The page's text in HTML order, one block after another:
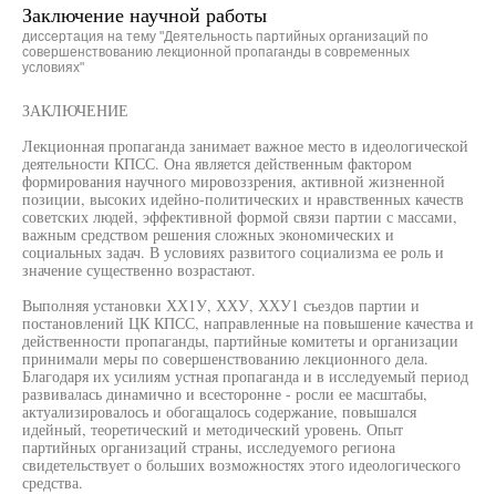
Заключение научной работы
диссертация на тему "Деятельность партийных организаций по
совершенствованию лекционной пропаганды в современных
условиях"
ЗАКЛЮЧЕНИЕ
Лекционная пропаганда занимает важное место в идеологической
деятельности КПСС. Она является действенным фактором
формирования научного мировоззрения, активной жизненной
позиции, высоких идейно-политических и нравственных качеств
советских людей, эффективной формой связи партии с массами,
важным средством решения сложных экономических и
социальных задач. В условиях развитого социализма ее роль и
значение существенно возрастают.
Выполняя установки ХХ1У, ХХУ, ХХУ1 съездов партии и
постановлений ЦК КПСС, направленные на повышение качества и
действенности пропаганды, партийные комитеты и организации
принимали меры по совершенствованию лекционного дела.
Благодаря их усилиям устная пропаганда и в исследуемый период
развивалась динамично и всесторонне - росли ее масштабы,
актуализировалось и обогащалось содержание, повышался
идейный, теоретический и методический уровень. Опыт
партийных организаций страны, исследуемого региона
свидетельствует о больших возможностях этого идеологического
средства.